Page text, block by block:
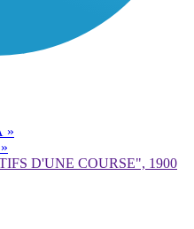
»
D'UNE COURSE", 1900